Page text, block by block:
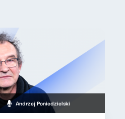
Andrzej Poniedzielski